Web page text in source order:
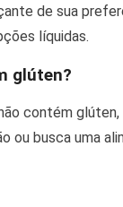
de sua
líquidas.
glúten?
contém glúten,
ou busca uma